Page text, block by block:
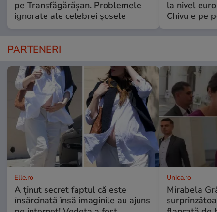
pe Transfăgărășan. Problemele
ignorate ale celebrei șosele
la nivel
Chivu e pe
PARTENERI
Elle.ro
A ținut secret faptul că este
însărcinată însă imaginile au ajuns
Unica.ro
Mirabela